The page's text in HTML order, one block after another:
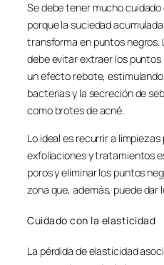
Se debe tener mucho
porque la suciedad
transforma en puntos negros.
debe evitar extraer los
un efecto rebote,
bacterias y la secreción de
como brotes de acné.
Lo ideal es recurrir a
exfoliaciones y tratamientos
poros y eliminar los puntos
zona que, además, puede dar
Cuidado con la elasticidad
La pérdida de elasticidad